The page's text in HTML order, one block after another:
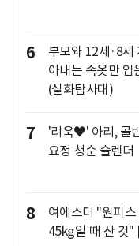
6
부모와 12세·8세
아내는 속옷만
(실화탐사대)
7
'려욱♥' 아리, 골
요정 청순 슬렌더
8
여에스더 "원피
45kg일 때 산 것